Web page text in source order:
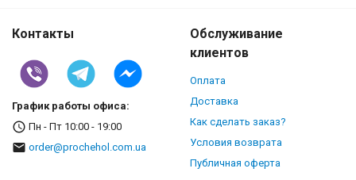
Контакты
График работы офиса:
Пн - Пт 10:00 - 19:00
order@prochehol.com.ua
Обслуживание
клиентов
Оплата
Доставка
Как сделать заказ?
Условия возврата
Публичная оферта